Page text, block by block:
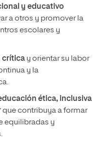
y educativo
a otros y promover la
escolares y
crítica y orientar su labor
y la
ética, inclusiva
que contribuya a formar
equilibradas y